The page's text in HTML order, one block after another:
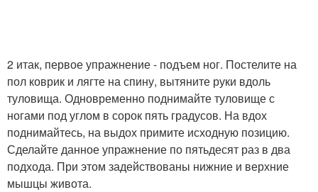
2 итак, первое упражнение - подъем ног. Постелите на
пол коврик и лягте на спину, вытяните руки вдоль
туловища. Одновременно поднимайте туловище с
ногами под углом в сорок пять градусов. На вдох
поднимайтесь, на выдох примите исходную позицию.
Сделайте данное упражнение по пятьдесят раз в два
подхода. При этом задействованы нижние и верхние
мышцы живота.